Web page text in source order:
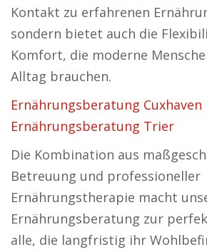
Kontakt zu erfahrenen
sondern bietet auch die
Komfort, die moderne
Alltag brauchen.
Ernährungsberatung Cuxhaven
Ernährungsberatung Trier
Die Kombination aus
Betreuung und professioneller
Ernährungstherapie macht
Ernährungsberatung zur
alle, die langfristig ihr